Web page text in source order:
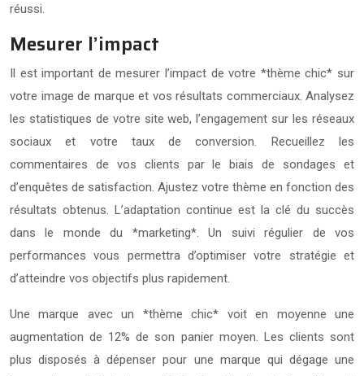
réussi.
Mesurer l’impact
Il est important de mesurer l’impact de votre *thème chic* sur
votre image de marque et vos résultats commerciaux. Analysez
les statistiques de votre site web, l’engagement sur les réseaux
sociaux et votre taux de conversion. Recueillez les
commentaires de vos clients par le biais de sondages et
d’enquêtes de satisfaction. Ajustez votre thème en fonction des
résultats obtenus. L’adaptation continue est la clé du succès
dans le monde du *marketing*. Un suivi régulier de vos
performances vous permettra d’optimiser votre stratégie et
d’atteindre vos objectifs plus rapidement.
Une marque avec un *thème chic* voit en moyenne une
augmentation de 12% de son panier moyen. Les clients sont
plus disposés à dépenser pour une marque qui dégage une